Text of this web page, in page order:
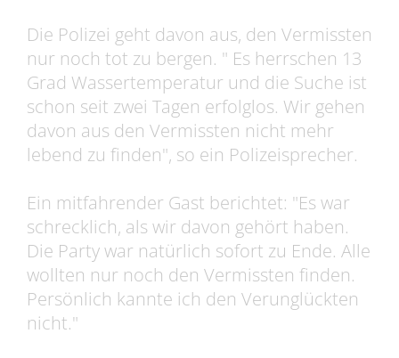
Die Polizei geht davon aus, den Vermissten
nur noch tot zu bergen. " Es herrschen 13
Grad Wassertemperatur und die Suche ist
schon seit zwei Tagen erfolglos. Wir gehen
davon aus den Vermissten nicht mehr
lebend zu finden", so ein Polizeisprecher.
Ein mitfahrender Gast berichtet: "Es war
schrecklich, als wir davon gehört haben.
Die Party war natürlich sofort zu Ende. Alle
wollten nur noch den Vermissten finden.
Persönlich kannte ich den Verunglückten
nicht."